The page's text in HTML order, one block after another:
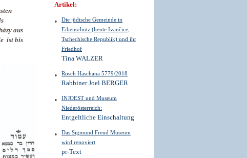
aus
ist bis
Artikel:
Die jüdische Gemeinde in
Eibenschütz (heute Ivančice,
Tschechische Republik) und ihr
Friedhof
Tina WALZER
Rosch Haschana 5779/2018
Rabbiner Joel BERGER
INJOEST und Museum
Niederösterreich:
Entgeltliche Einschaltung
Das Sigmund Freud Museum
wird renoviert
pr-Text